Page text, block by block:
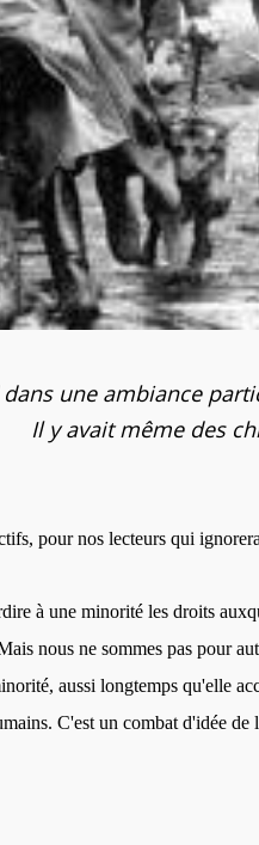
une ambiance
Il y avait même des
pour nos lecteurs qui
à une minorité les droits
nous ne sommes pas pour
aussi longtemps qu'elle
C'est un combat d'idée